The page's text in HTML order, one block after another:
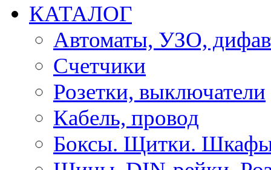
КАТАЛОГ
Автоматы, УЗО,
Счетчики
Розетки, выключатели
Кабель, провод
Боксы. Щитки.